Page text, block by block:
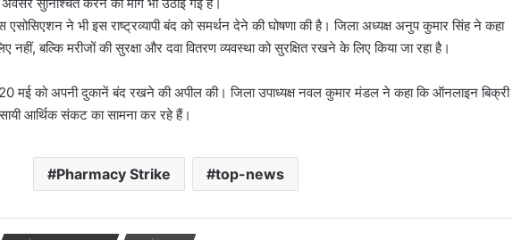
ने भी इस राष्ट्रव्यापी बंद को समर्थन देने की घोषणा की है। जिला अध्यक्ष अनुप कुमार सिंह ने कहा
नहीं, बल्कि मरीजों की सुरक्षा और दवा वितरण व्यवस्था को सुरक्षित रखने के लिए किया जा रहा है।
20 मई को अपनी दुकानें बंद रखने की अपील की। जिला उपाध्यक्ष नवल कुमार मंडल ने कहा कि ऑनलाइन बिक्री
आर्थिक संकट का सामना कर रहे हैं।
Pharmacy Strike top-news